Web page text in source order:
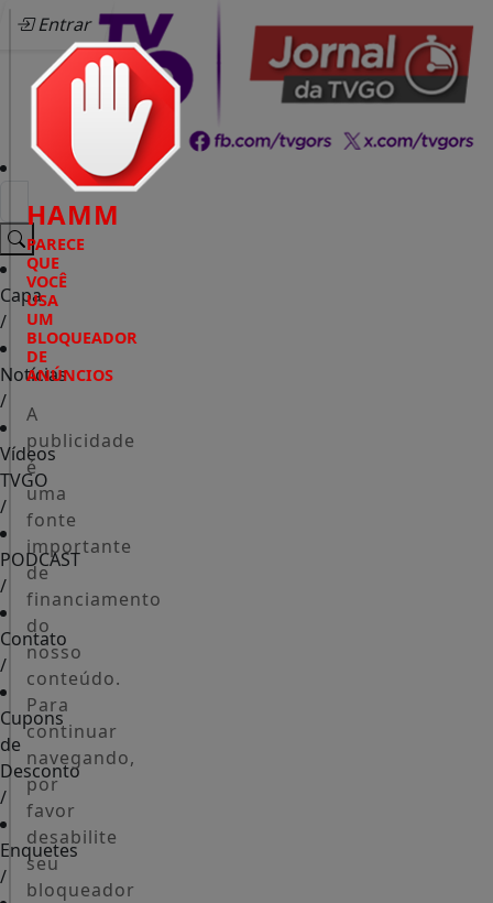
Entrar
Capa
/
Notícias
/
Vídeos
TVGO
/
PODCAST
/
Contato
/
Cupons
de
Desconto
/
Enquetes
/
HAMM
PARECE
QUE
VOCÊ
USA
UM
BLOQUEADOR
DE
ANÚNCIOS
A
publicidade
é
uma
fonte
importante
de
financiamento
do
nosso
conteúdo.
Para
continuar
navegando,
por
favor
desabilite
seu
bloqueador